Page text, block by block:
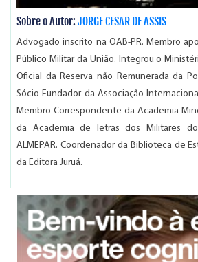
Sobre o Autor:JORGE CESAR DE ASSIS
Advogado inscrito na OAB-PR. Membro
Público Militar da União. Integrou o
Oficial da Reserva não Remunerada da
Sócio Fundador da Associação
Membro Correspondente da Academia
da Academia de letras dos Militares
ALMEPAR. Coordenador da Biblioteca de
da Editora Juruá.